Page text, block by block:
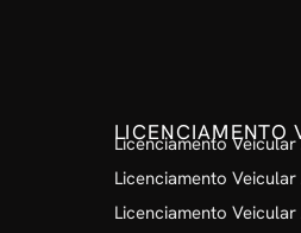
LICENCIAMENTO
Licenciamento
Licenciamento Veicular
Licenciamento Veicular